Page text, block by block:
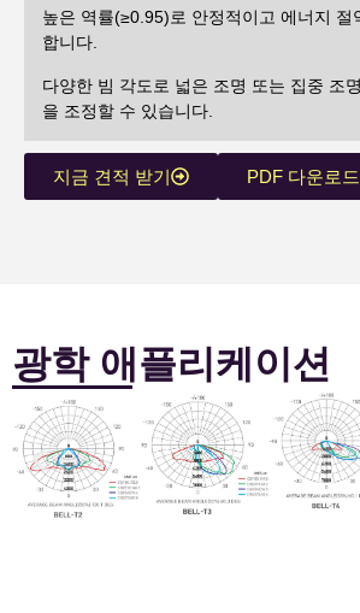
높은 역률(≥0.95)로 안정적이고 에너지 절
합니다.
다양한 빔 각도로 넓은 조명 또는 집중 조
을 조정할 수 있습니다.
지금 견적 받기 PDF 다운로드
광학 애플리케이션